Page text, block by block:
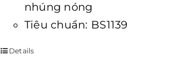
nhúng nóng
Tiêu chuẩn: BS1139
Details